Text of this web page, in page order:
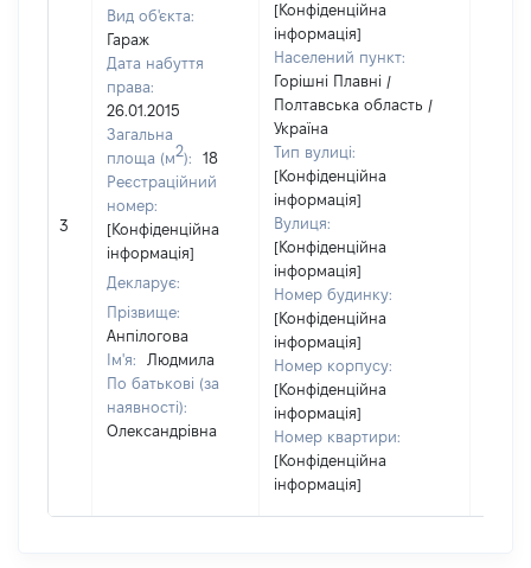
3
Вид об'єкта:
Гараж
Дата набуття
права:
26.01.2015
Загальна
площа (м2):
18
Реєстраційний
номер:
[Конфіденційна
інформація]
Декларує:
Прізвище:
Анпілогова
Ім'я:
Людмила
По батькові (за
наявності):
Олександрівна
[Конфіденційна
інформація]
Населений пункт:
Горішні Плавні /
Полтавська область /
Україна
Тип вулиці:
[Конфіденційна
інформація]
Вулиця:
[Конфіденційна
інформація]
Номер будинку:
[Конфіденційна
інформація]
Номер корпусу:
[Конфіденційна
інформація]
Номер квартири:
[Конфіденційна
інформація]